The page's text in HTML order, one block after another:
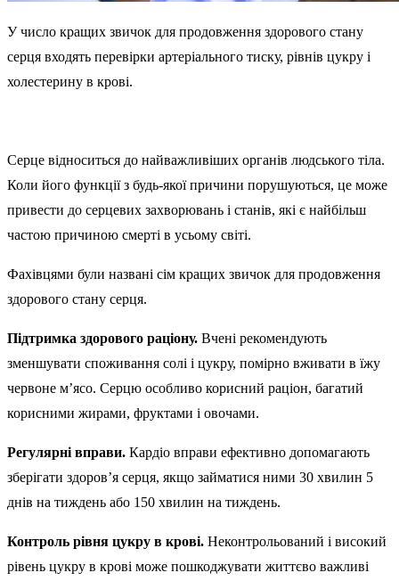
У число кращих звичок для продовження здорового стану
серця входять перевірки артеріального тиску, рівнів цукру і
холестерину в крові.
Серце відноситься до найважливіших органів людського тіла.
Коли його функції з будь-якої причини порушуються, це може
привести до серцевих захворювань і станів, які є найбільш
частою причиною смерті в усьому світі.
Фахівцями були названі сім кращих звичок для продовження
здорового стану серця.
Підтримка здорового раціону. Вчені рекомендують
зменшувати споживання солі і цукру, помірно вживати в їжу
червоне м’ясо. Серцю особливо корисний раціон, багатий
корисними жирами, фруктами і овочами.
Регулярні вправи. Кардіо вправи ефективно допомагають
зберігати здоров’я серця, якщо займатися ними 30 хвилин 5
днів на тиждень або 150 хвилин на тиждень.
Контроль рівня цукру в крові. Неконтрольований і високий
рівень цукру в крові може пошкоджувати життєво важливі